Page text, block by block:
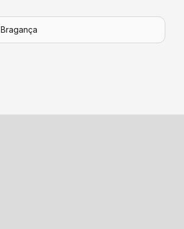
Bragança